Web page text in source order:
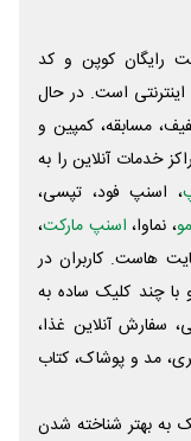
رایگان کوپن و کد
است. در حال
مسابقه، کمپین و
خدمات آنلاین را به
، اسنپ فود، تپسی،
، نماوا، اسنپ مارکت،
‌هاست. کاربران در
با چند کلیک ساده به
سفارش آنلاین غذا،
مد و پوشاک، کتاب
به بهتر شناخته شدن